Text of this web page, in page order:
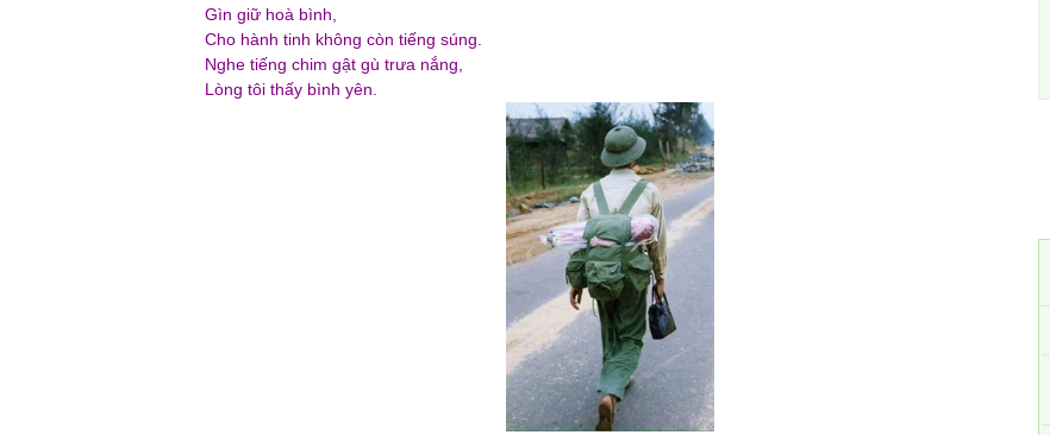
Gìn giữ hoà bình,
Cho hành tinh không còn tiếng súng.
Nghe tiếng chim gật gù trưa nắng,
Lòng tôi thấy bình yên.